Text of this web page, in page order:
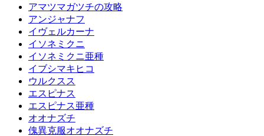
アマツマガツチの攻略
アンジャナフ
イヴェルカーナ
イソネミクニ
イソネミクニ亜種
イブシマキヒコ
ウルクスス
エスピナス
エスピナス亜種
オオナズチ
傀異克服オオナズチ